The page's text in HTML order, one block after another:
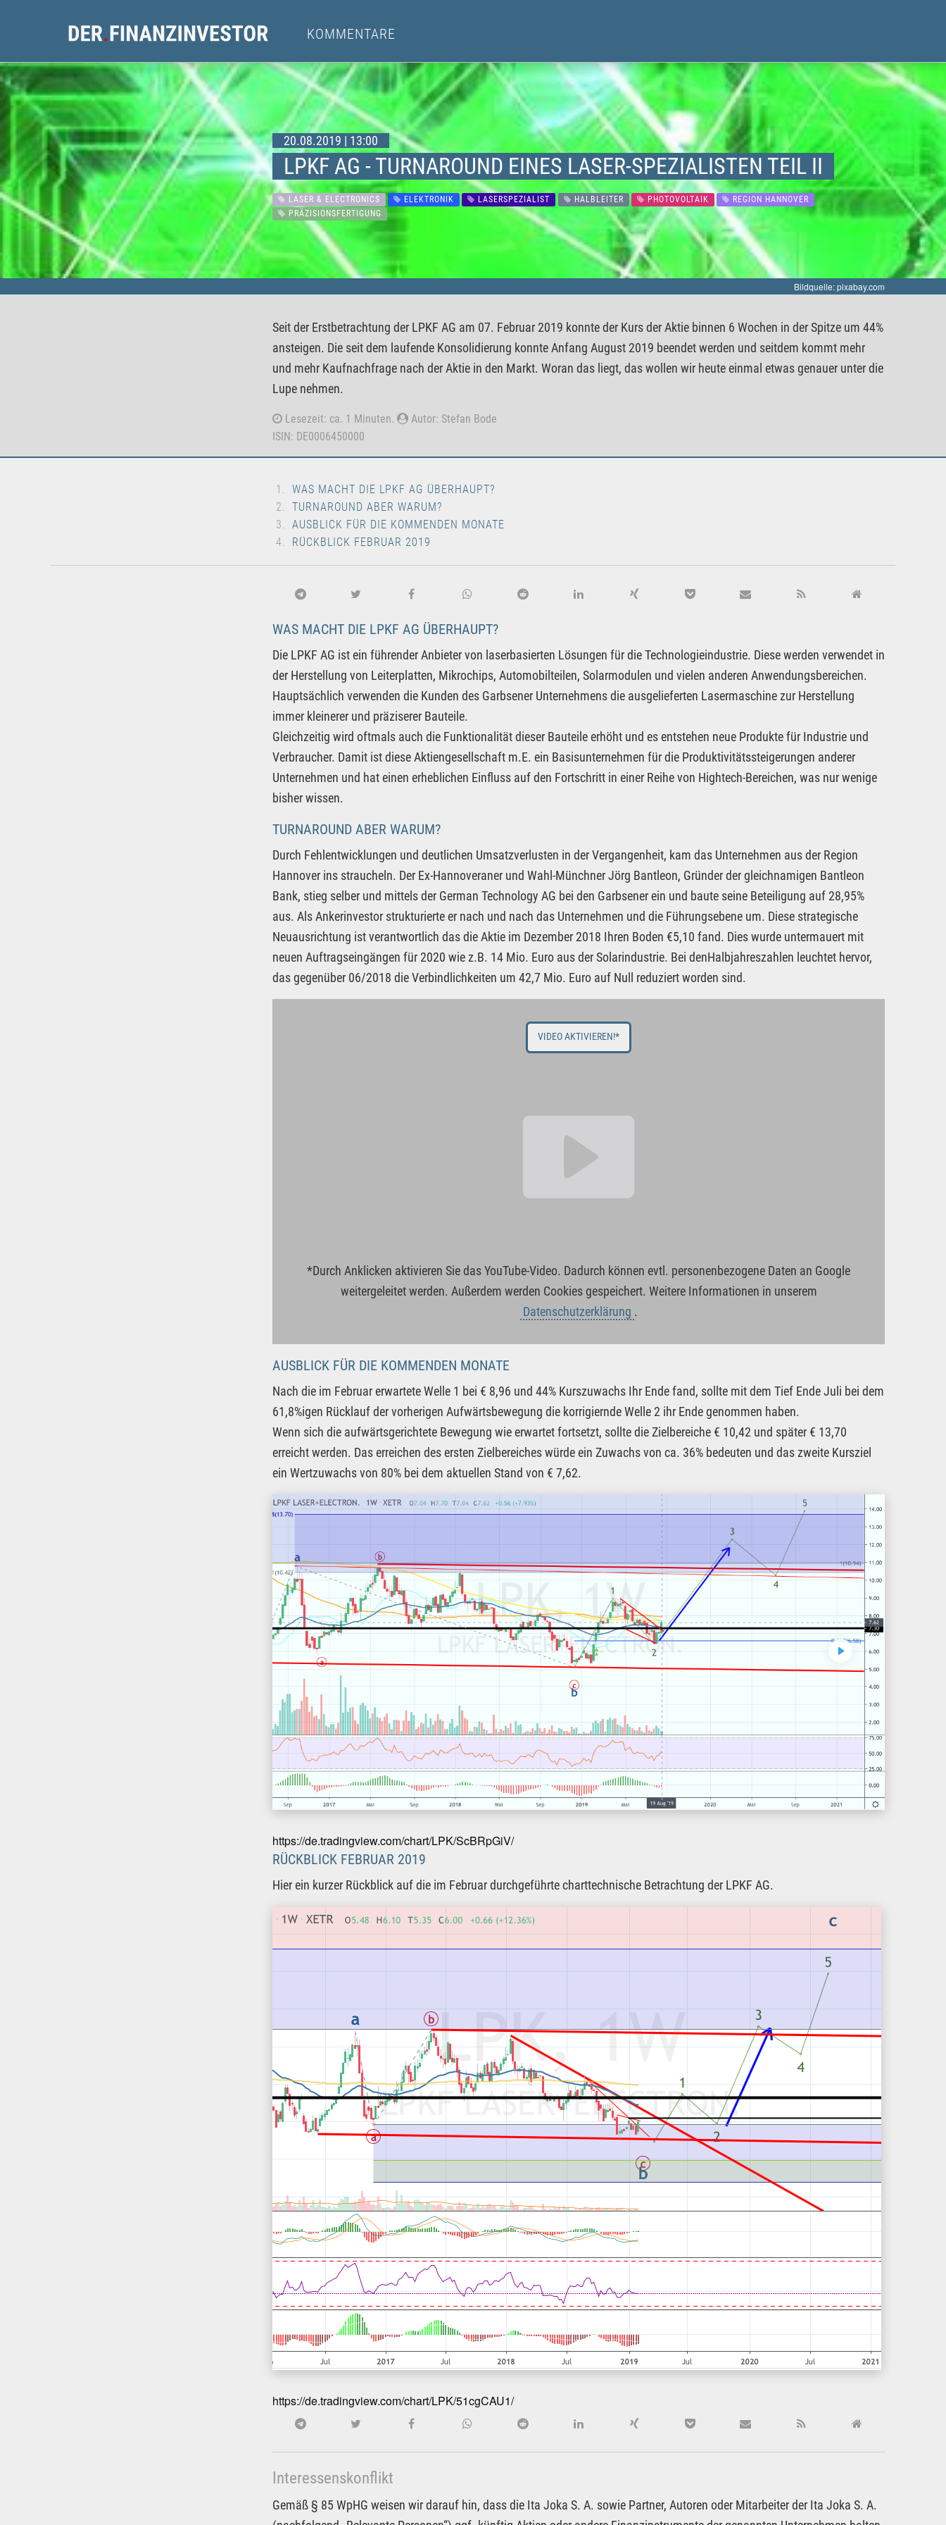
KOMMENTARE
20.08.2019 | 13:00
LPKF AG - TURNAROUND EINES LASER-SPEZIALISTEN TEIL II
LASER & ELECTRONICS ELEKTRONIK LASERSPEZIALIST HALBLEITER PHOTOVOLTAIK
REGION HANNOVER
PRÄZISIONSFERTIGUNG
Bildquelle: pixabay.com
Seit der Erstbetrachtung der LPKF AG am 07. Februar 2019 konnte der Kurs der Aktie binnen 6 Wochen in der Spitze um 44%
ansteigen. Die seit dem laufende Konsolidierung konnte Anfang August 2019 beendet werden und seitdem kommt mehr
und mehr Kaufnachfrage nach der Aktie in den Markt. Woran das liegt, das wollen wir heute einmal etwas genauer unter die
Lupe nehmen.
Lesezeit: ca. 1 Minuten.
Autor: Stefan Bode
ISIN: DE0006450000
WAS MACHT DIE LPKF AG ÜBERHAUPT?
TURNAROUND ABER WARUM?
AUSBLICK FÜR DIE KOMMENDEN MONATE
RÜCKBLICK FEBRUAR 2019
WAS MACHT DIE LPKF AG ÜBERHAUPT?
Die LPKF AG ist ein führender Anbieter von laserbasierten Lösungen für die Technologieindustrie. Diese werden verwendet in
der Herstellung von Leiterplatten, Mikrochips, Automobilteilen, Solarmodulen und vielen anderen Anwendungsbereichen.
Hauptsächlich verwenden die Kunden des Garbsener Unternehmens die ausgelieferten Lasermaschine zur Herstellung
immer kleinerer und präziserer Bauteile.
Gleichzeitig wird oftmals auch die Funktionalität dieser Bauteile erhöht und es entstehen neue Produkte für Industrie und
Verbraucher. Damit ist diese Aktiengesellschaft m.E. ein Basisunternehmen für die Produktivitätssteigerungen anderer
Unternehmen und hat einen erheblichen Einfluss auf den Fortschritt in einer Reihe von Hightech-Bereichen, was nur wenige
bisher wissen.
TURNAROUND ABER WARUM?
Durch Fehlentwicklungen und deutlichen Umsatzverlusten in der Vergangenheit, kam das Unternehmen aus der Region
Hannover ins straucheln. Der Ex-Hannoveraner und Wahl-Münchner Jörg Bantleon, Gründer der gleichnamigen Bantleon
Bank, stieg selber und mittels der German Technology AG bei den Garbsener ein und baute seine Beteiligung auf 28,95%
aus. Als Ankerinvestor strukturierte er nach und nach das Unternehmen und die Führungsebene um. Diese strategische
Neuausrichtung ist verantwortlich das die Aktie im Dezember 2018 Ihren Boden €5,10 fand. Dies wurde untermauert mit
neuen Auftragseingängen für 2020 wie z.B. 14 Mio. Euro aus der Solarindustrie. Bei denHalbjahreszahlen leuchtet hervor,
das gegenüber 06/2018 die Verbindlichkeiten um 42,7 Mio. Euro auf Null reduziert worden sind.
VIDEO AKTIVIEREN!*
*Durch Anklicken aktivieren Sie das YouTube-Video. Dadurch können evtl. personenbezogene Daten an Google
weitergeleitet werden. Außerdem werden Cookies gespeichert. Weitere Informationen in unserem
Datenschutzerklärung .
AUSBLICK FÜR DIE KOMMENDEN MONATE
Nach die im Februar erwartete Welle 1 bei € 8,96 und 44% Kurszuwachs Ihr Ende fand, sollte mit dem Tief Ende Juli bei dem
61,8%igen Rücklauf der vorherigen Aufwärtsbewegung die korrigiernde Welle 2 ihr Ende genommen haben.
Wenn sich die aufwärtsgerichtete Bewegung wie erwartet fortsetzt, sollte die Zielbereiche € 10,42 und später € 13,70
erreicht werden. Das erreichen des ersten Zielbereiches würde ein Zuwachs von ca. 36% bedeuten und das zweite Kursziel
ein Wertzuwachs von 80% bei dem aktuellen Stand von € 7,62.
https://de.tradingview.com/chart/LPK/ScBRpGiV/
RÜCKBLICK FEBRUAR 2019
Hier ein kurzer Rückblick auf die im Februar durchgeführte charttechnische Betrachtung der LPKF AG.
https://de.tradingview.com/chart/LPK/51cgCAU1/
Interessenskonflikt
Gemäß § 85 WpHG weisen wir darauf hin, dass die Ita Joka S. A. sowie Partner, Autoren oder Mitarbeiter der Ita Joka S. A.